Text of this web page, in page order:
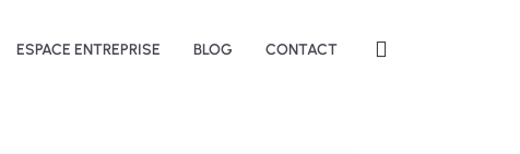
ESPACE ENTREPRISE BLOG CONTACT